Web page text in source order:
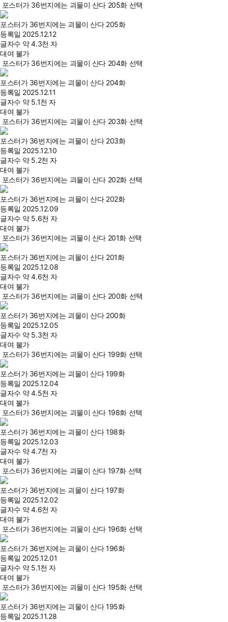
포스터가 36번지에는 괴물이 산다 205화 선택
포스터가 36번지에는 괴물이 산다 205화
등록일 2025.12.12
글자수 약 4.3천 자
대여 불가
포스터가 36번지에는 괴물이 산다 204화 선택
포스터가 36번지에는 괴물이 산다 204화
등록일 2025.12.11
글자수 약 5.1천 자
대여 불가
포스터가 36번지에는 괴물이 산다 203화 선택
포스터가 36번지에는 괴물이 산다 203화
등록일 2025.12.10
글자수 약 5.2천 자
대여 불가
포스터가 36번지에는 괴물이 산다 202화 선택
포스터가 36번지에는 괴물이 산다 202화
등록일 2025.12.09
글자수 약 5.6천 자
대여 불가
포스터가 36번지에는 괴물이 산다 201화 선택
포스터가 36번지에는 괴물이 산다 201화
등록일 2025.12.08
글자수 약 4.6천 자
대여 불가
포스터가 36번지에는 괴물이 산다 200화 선택
포스터가 36번지에는 괴물이 산다 200화
등록일 2025.12.05
글자수 약 5.3천 자
대여 불가
포스터가 36번지에는 괴물이 산다 199화 선택
포스터가 36번지에는 괴물이 산다 199화
등록일 2025.12.04
글자수 약 4.5천 자
대여 불가
포스터가 36번지에는 괴물이 산다 198화 선택
포스터가 36번지에는 괴물이 산다 198화
등록일 2025.12.03
글자수 약 4.7천 자
대여 불가
포스터가 36번지에는 괴물이 산다 197화 선택
포스터가 36번지에는 괴물이 산다 197화
등록일 2025.12.02
글자수 약 4.6천 자
대여 불가
포스터가 36번지에는 괴물이 산다 196화 선택
포스터가 36번지에는 괴물이 산다 196화
등록일 2025.12.01
글자수 약 5.1천 자
대여 불가
포스터가 36번지에는 괴물이 산다 195화 선택
포스터가 36번지에는 괴물이 산다 195화
등록일 2025.11.28